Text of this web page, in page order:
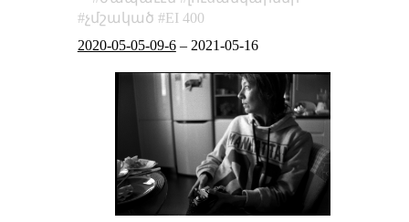
չմշակած
EI 400
2020-05-05-09-6– 2021-05-16